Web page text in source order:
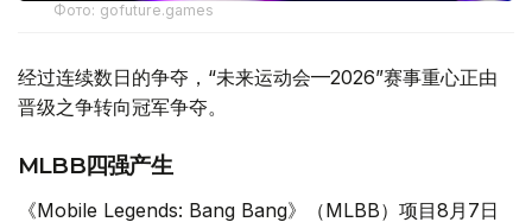
Фото: gofuture.games
经过连续数日的争夺，“未来运动会—2026”赛事重心正由
晋级之争转向冠军争夺。
MLBB四强产生
《Mobile Legends: Bang Bang》（MLBB）项目8月7日